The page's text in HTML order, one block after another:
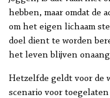
hebben, maar omdat de
om het eigen lichaam
doel dient te worden
het leven blijven
Hetzelfde geldt voor de
scenario voor